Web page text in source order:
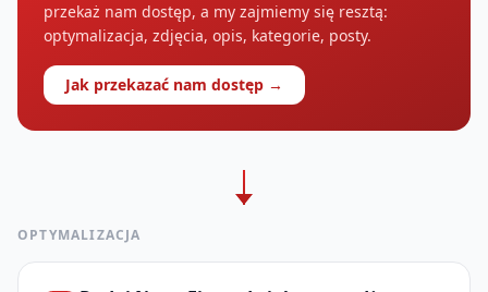
przekaż nam dostęp, a my zajmiemy się resztą:
optymalizacja, zdjęcia, opis, kategorie, posty.
Jak przekazać nam dostęp →
OPTYMALIZACJA